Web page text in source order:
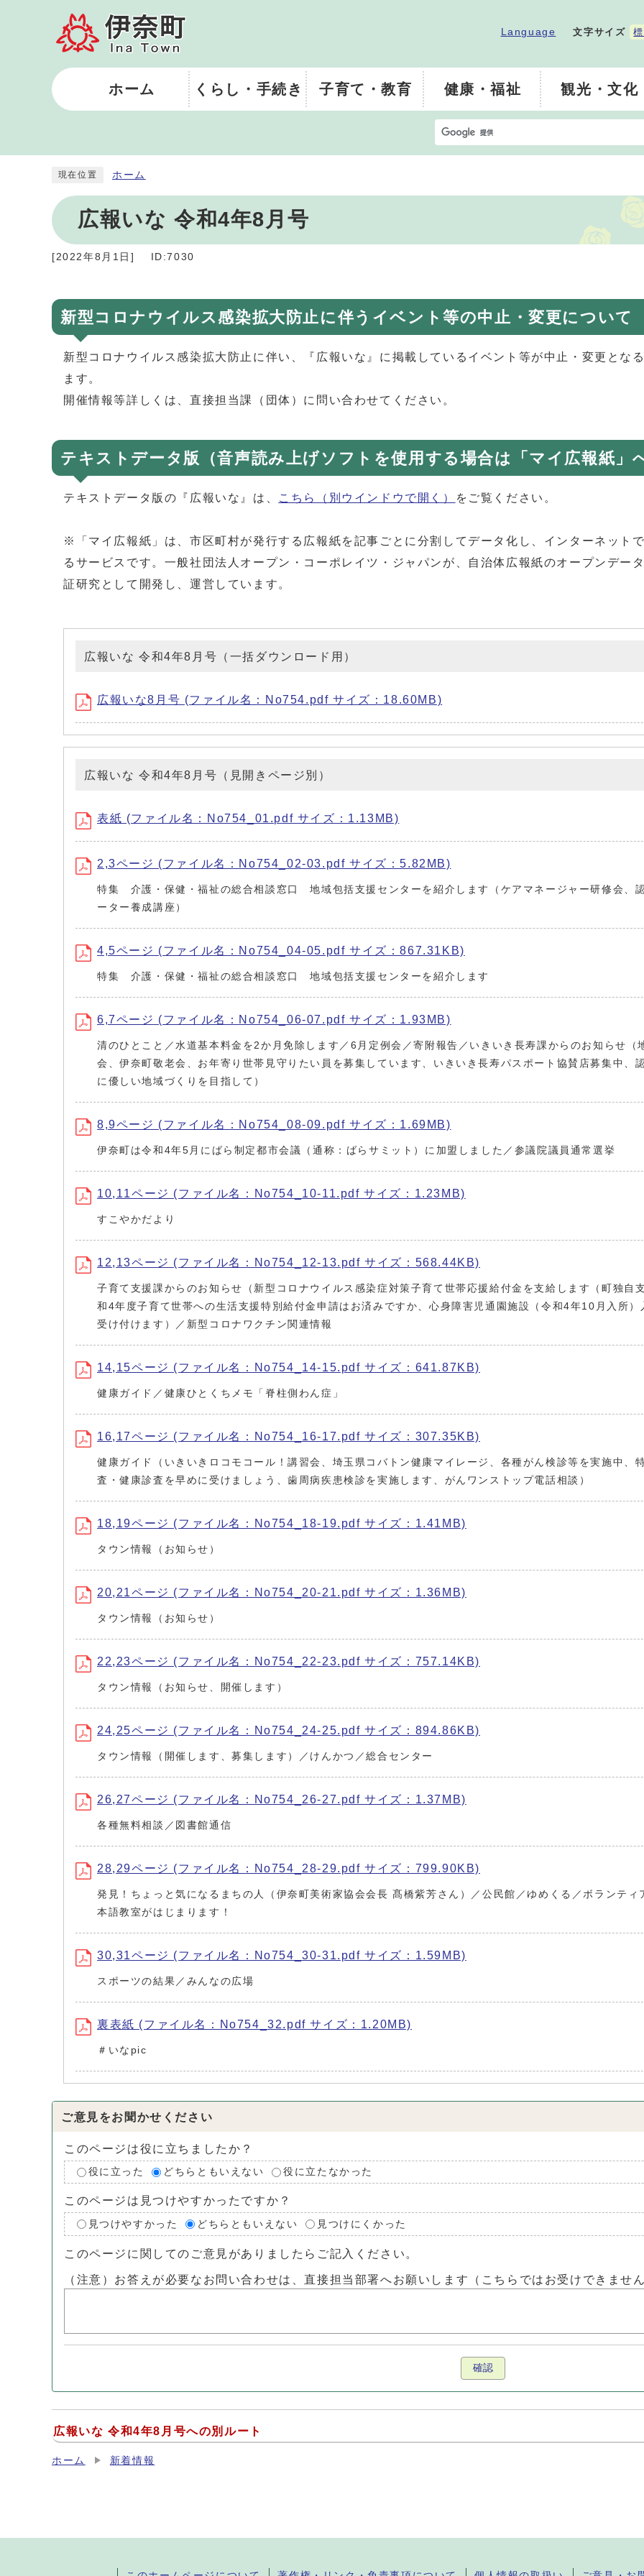
Language 文字サイズ
ホーム くらし・手続き 子育て・教育 健康・福祉 観光・文化
現在位置 ホーム
広報いな 令和4年8月号
[2022年8月1日] ID:7030
新型コロナウイルス感染拡大防止に伴うイベント等の中止・変更について
新型コロナウイルス感染拡大防止に伴い、『広報いな』に掲載しているイベント等が中止・変更とな
ます。
開催情報等詳しくは、直接担当課（団体）に問い合わせてください。
テキストデータ版（音声読み上げソフトを使用する場合は「マイ広報紙」
テキストデータ版の『広報いな』は、 こちら （別ウインドウで開く） をご覧ください。
※「マイ広報紙」は、市区町村が発行する広報紙を記事ごとに分割してデータ化し、インターネット
るサービスです。一般社団法人オープン・コーポレイツ・ジャパンが、自治体広報紙のオープンデー
証研究として開発し、運営しています。
広報いな 令和4年8月号（一括ダウンロード用）
広報いな8月号 (ファイル名：No754.pdf サイズ：18.60MB)
広報いな 令和4年8月号（見開きページ別）
表紙 (ファイル名：No754_01.pdf サイズ：1.13MB)
2,3ページ (ファイル名：No754_02-03.pdf サイズ：5.82MB)
特集 介護・保健・福祉の総合相談窓口 地域包括支援センターを紹介します（ケアマネージャー研修会、
ーター養成講座）
4,5ページ (ファイル名：No754_04-05.pdf サイズ：867.31KB)
特集 介護・保健・福祉の総合相談窓口 地域包括支援センターを紹介します
6,7ページ (ファイル名：No754_06-07.pdf サイズ：1.93MB)
清のひとこと／水道基本料金を2か月免除します／6月定例会／寄附報告／いきいき長寿課からのお知らせ（
会、伊奈町敬老会、お年寄り世帯見守りたい員を募集しています、いきいき長寿パスポート協賛店募集中、
に優しい地域づくりを目指して）
8,9ページ (ファイル名：No754_08-09.pdf サイズ：1.69MB)
伊奈町は令和4年5月にばら制定都市会議（通称：ばらサミット）に加盟しました／参議院議員通常選挙
10,11ページ (ファイル名：No754_10-11.pdf サイズ：1.23MB)
すこやかだより
12,13ページ (ファイル名：No754_12-13.pdf サイズ：568.44KB)
子育て支援課からのお知らせ（新型コロナウイルス感染症対策子育て世帯応援給付金を支給します（町独自
和4年度子育て世帯への生活支援特別給付金申請はお済みですか、心身障害児通園施設（令和4年10月入所）
受け付けます）／新型コロナワクチン関連情報
14,15ページ (ファイル名：No754_14-15.pdf サイズ：641.87KB)
健康ガイド／健康ひとくちメモ「脊柱側わん症」
16,17ページ (ファイル名：No754_16-17.pdf サイズ：307.35KB)
健康ガイド（いきいきロコモコール！講習会、埼玉県コバトン健康マイレージ、各種がん検診等を実施中、
査・健康診査を早めに受けましょう、歯周病疾患検診を実施します、がんワンストップ電話相談）
18,19ページ (ファイル名：No754_18-19.pdf サイズ：1.41MB)
タウン情報（お知らせ）
20,21ページ (ファイル名：No754_20-21.pdf サイズ：1.36MB)
タウン情報（お知らせ）
22,23ページ (ファイル名：No754_22-23.pdf サイズ：757.14KB)
タウン情報（お知らせ、開催します）
24,25ページ (ファイル名：No754_24-25.pdf サイズ：894.86KB)
タウン情報（開催します、募集します）／けんかつ／総合センター
26,27ページ (ファイル名：No754_26-27.pdf サイズ：1.37MB)
各種無料相談／図書館通信
28,29ページ (ファイル名：No754_28-29.pdf サイズ：799.90KB)
発見！ちょっと気になるまちの人（伊奈町美術家協会会長 髙橋紫芳さん）／公民館／ゆめくる／ボランティ
本語教室がはじまります！
30,31ページ (ファイル名：No754_30-31.pdf サイズ：1.59MB)
スポーツの結果／みんなの広場
裏表紙 (ファイル名：No754_32.pdf サイズ：1.20MB)
＃いなpic
ご意見をお聞かせください
このページは役に立ちましたか？
役に立った どちらともいえない 役に立たなかった
このページは見つけやすかったですか？
見つけやすかった どちらともいえない 見つけにくかった
このページに関してのご意見がありましたらご記入ください。
（注意）お答えが必要なお問い合わせは、直接担当部署へお願いします（こちらではお受けできません
確認
広報いな 令和4年8月号への別ルート
ホーム 新着情報